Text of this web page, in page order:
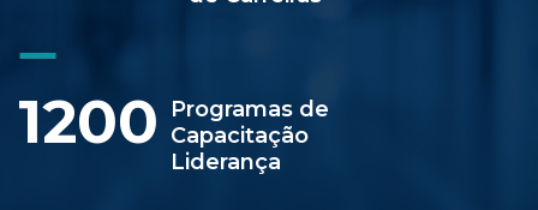
1200
Programas de
Capacitação
Liderança